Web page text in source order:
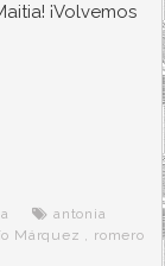
¡Volvemos
antonia
Márquez , romero